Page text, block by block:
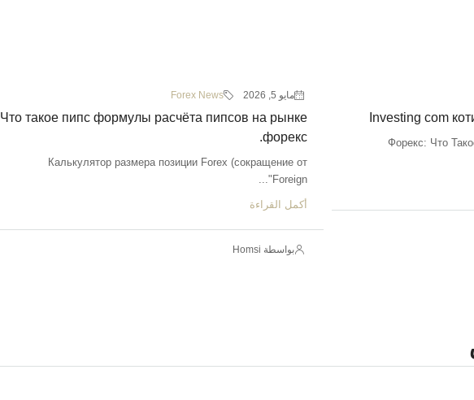
Investing com
Форекс: Что
مايو 5, 2026 Forex News
Что такое пипс формулы расчёта пипсов на рынке
форекс.
Калькулятор размера позиции Forex (сокращение от
"Foreign...
أكمل القراءة
بواسطة Homsi